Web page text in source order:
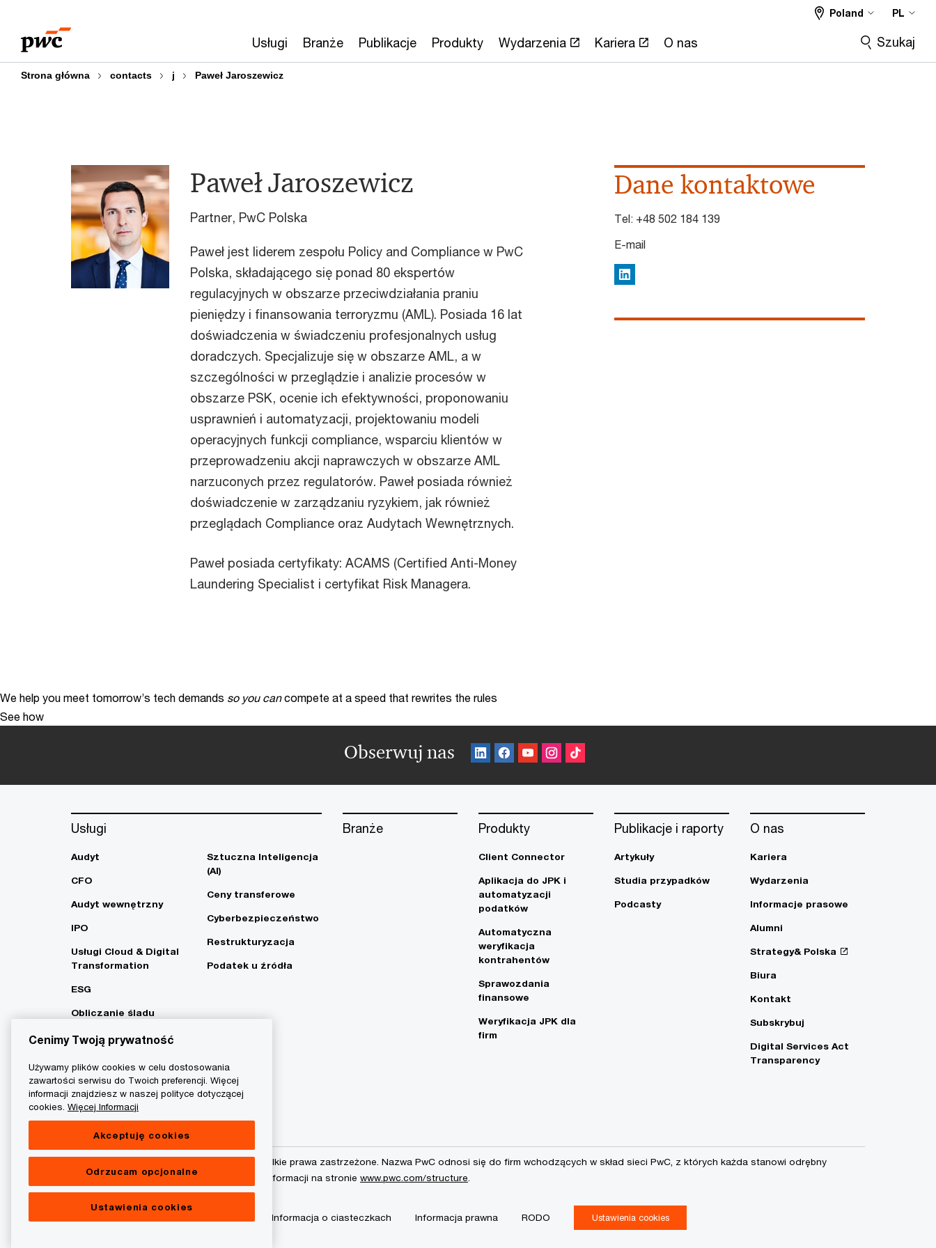
treści
stopki
Usługi Branże Publikacje Produkty Wydarzenia Kariera O nas
Poland PL
Szukaj
Strona główna contacts j Paweł Jaroszewicz
Paweł Jaroszewicz
Partner, PwC Polska
Paweł jest liderem zespołu Policy and Compliance w PwC
Polska, składającego się ponad 80 ekspertów
regulacyjnych w obszarze przeciwdziałania praniu
pieniędzy i finansowania terroryzmu (AML). Posiada 16 lat
doświadczenia w świadczeniu profesjonalnych usług
doradczych. Specjalizuje się w obszarze AML, a w
szczególności w przeglądzie i analizie procesów w
obszarze PSK, ocenie ich efektywności, proponowaniu
usprawnień i automatyzacji, projektowaniu modeli
operacyjnych funkcji compliance, wsparciu klientów w
przeprowadzeniu akcji naprawczych w obszarze AML
narzuconych przez regulatorów. Paweł posiada również
doświadczenie w zarządzaniu ryzykiem, jak również
przeglądach Compliance oraz Audytach Wewnętrznych.
Paweł posiada certyfikaty: ACAMS (Certified Anti-Money
Laundering Specialist i certyfikat Risk Managera.
Dane kontaktowe
Tel: +48 502 184 139
E-mail
LinkedIn
We help you meet tomorrow’s tech demands so you can compete at a speed that rewrites the rules
See how
Obserwuj nas
Usługi
Audyt
CFO
Audyt wewnętrzny
IPO
Usługi Cloud & Digital
Transformation
ESG
Obliczanie śladu
Net Zero
Sztuczna Inteligencja
(AI)
Ceny transferowe
Cyberbezpieczeństwo
Restrukturyzacja
Podatek u źródła
Branże Produkty
Client Connector
Aplikacja do JPK i
automatyzacji
podatków
Automatyczna
weryfikacja
kontrahentów
Sprawozdania
finansowe
Weryfikacja JPK dla
firm
Publikacje i raporty
Artykuły
Studia przypadków
Podcasty
O nas
Kariera
Wydarzenia
Informacje prasowe
Alumni
Strategy& Polska
Biura
Kontakt
Subskrybuj
Digital Services Act
Transparency
© 2015 - 2026 PwC. Wszelkie prawa zastrzeżone. Nazwa PwC odnosi się do firm wchodzących w skład sieci PwC, z których każda stanowi odrębny
podmiot prawny. Więcej informacji na stronie www.pwc.com/structure
Informacja o ciasteczkach Informacja prawna RODO Ustawienia cookies
Cenimy Twoją prywatność
Używamy plików cookies w celu dostosowania
zawartości serwisu do Twoich preferencji. Więcej
informacji znajdziesz w naszej polityce dotyczącej
cookies. Więcej Informacji
Akceptuję cookies
Odrzucam opcjonalne
Ustawienia cookies